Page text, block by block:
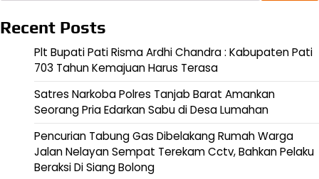
Recent Posts
Plt Bupati Pati Risma Ardhi Chandra : Kabupaten Pati
703 Tahun Kemajuan Harus Terasa
Satres Narkoba Polres Tanjab Barat Amankan
Seorang Pria Edarkan Sabu di Desa Lumahan
Pencurian Tabung Gas Dibelakang Rumah Warga
Jalan Nelayan Sempat Terekam Cctv, Bahkan Pelaku
Beraksi Di Siang Bolong